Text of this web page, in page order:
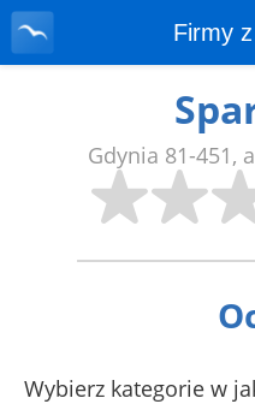
Firmy
Gdynia 81-451,
Wybierz kategorie w